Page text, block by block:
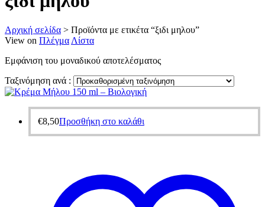
Αρχική σελίδα > Προϊόντα με ετικέτα “ξιδι μηλου”
View on Πλέγμα Λίστα
Εμφάνιση του μοναδικού αποτελέσματος
Ταξινόμηση ανά :
€8,50Προσθήκη στο καλάθι